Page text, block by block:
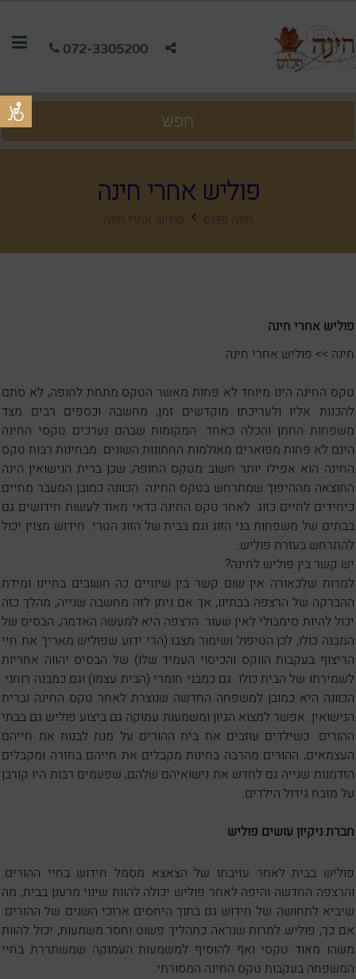
072-3305200
חפש
פוליש אחרי חינה
חינה פלוס פוליש אחרי חינה
פוליש אחרי חינה
חינה >> פוליש אחרי חינה
טקס החינה הינו מיוחד לא פחות מאשר הטקס מתחת לחופה, לא סתם
להכנות אליו ולעריכתו מוקדשים זמן, מחשבה וכספים רבים מצד
משפחות החתן והכלה כאחד. המקומות שבהם נערכים טקסי החינה
הינם לא פחות מפוארים מאולמות החתונות השונים. מבחינות רבות טקס
החינה הוא אפילו יותר חשוב מטקס החופה, שכן ברית הנישואין הינה
התוצאה מההיפוך שמתרחש בטקס החינה. הכוונה כמובן המעבר מחיים
כיחידים לחיים כזוג. לאחר טקס החינה כדאי מאוד לעשות חידושים גם
בבתים של משפחות בני הזוג וגם בבית של הזוג הטרי. חידוש מצוין יכול
להתרחש בעזרת פוליש.
יש קשר בין פוליש לחינה?
למרות שלכאורה אין שום קשר בין שינויים כה חשובים בחיינו ומידת
ההברקה של הרצפה בבתינו, אך אם ניתן לזה מחשבה שנייה, מהלך כזה
יכול להיות סימבולי לאין שעור. הרצפה היא למעשה האדמה, הבסיס של
המבנה כולו, לכן הטיפול ושימור מצבו (הרי ידוע שפוליש מאריך את חיי
הריצוף בעקבות הווקס והכיסוי העמיד שלו) של הבסיס יהווה אחריות
לשמירתו של הבית כולו. גם כמבני חומרי (הבית עצמו) וגם כמבנה רוחני.
הכוונה היא כמובן למשפחה החדשה שנוצרת לאחר טקס החינה וברית
הנישואין. אפשר למצוא הגיון ומשמעות עמוקה גם ביצוע פוליש גם בבתי
ההורים. כשילדים עוזבים את בית ההורים על מנת לבנות את חייהם
העצמאים, ההורים מהרבה בחינות מקבלים את חייהם בחזרה ומקבלים
הזדמנות שנייה גם לחדש את נישואיהם שלהם, שפעמים רבות היו קורבן
על מזבח גידול הילדים.
חברת ניקיון עושים פוליש
פוליש בבית לאחר עזיבתו של הצאצא מסמל חידוש בחיי ההורים.
והרצפה החדשה והיפה לאחר פוליש יכולה להוות שינוי מרענן בבית, מה
שיביא לתחושה של חידוש גם בתוך היחסים ארוכי השנים של ההורים.
אם כך, פוליש למרות שנראה כתהליך פשוט וחסר משמעות, יכול להוות
משהו מאוד טקסי ואף להוסיף למשמעות העמוקה שמשתררת בחיי
המשפחה בעקבות טקס החינה המסורתי.